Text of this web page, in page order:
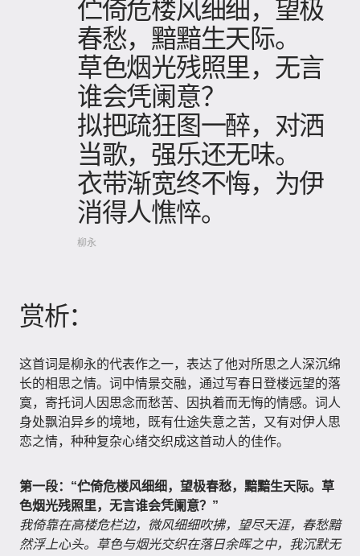
伫倚危楼风细细，望极
春愁，黯黯生天际。
草色烟光残照里，无言
谁会凭阑意？
拟把疏狂图一醉，对洒
当歌，强乐还无味。
衣带渐宽终不悔，为伊
消得人憔悴。
柳永
赏析：
这首词是柳永的代表作之一，表达了他对所思之人深沉绵
长的相思之情。词中情景交融，通过写春日登楼远望的落
寞，寄托词人因思念而愁苦、因执着而无悔的情感。词人
身处飘泊异乡的境地，既有仕途失意之苦，又有对伊人思
恋之情，种种复杂心绪交织成这首动人的佳作。
第一段：“伫倚危楼风细细，望极春愁，黯黯生天际。草
色烟光残照里，无言谁会凭阑意？”
我倚靠在高楼危栏边，微风细细吹拂，望尽天涯，春愁黯
然浮上心头。草色与烟光交织在落日余晖之中，我沉默无